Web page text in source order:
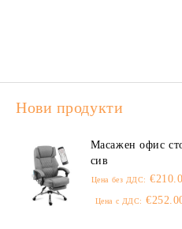
Нови продукти
Масажен офис
сив
Цена без ДДС:
Цена с ДДС: